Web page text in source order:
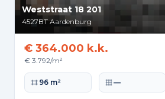
Weststraat 18 201
4527BT Aardenburg
€ 364.000 k.k.
€ 3.792/m²
Woonoppervlakte
96 m² Perceeloppervlakte
—